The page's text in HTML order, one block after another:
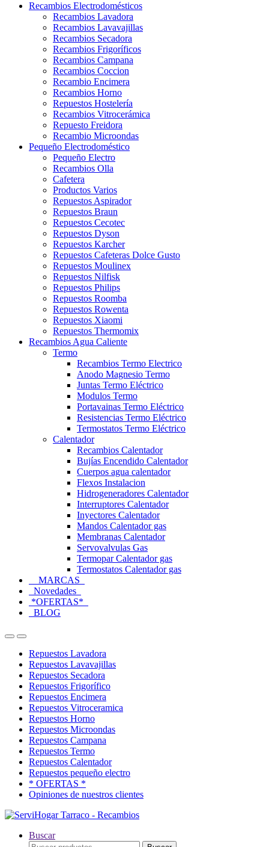
Recambios Electrodomésticos
Recambios Lavadora
Recambios Lavavajillas
Recambios Secadora
Recambios Frigoríficos
Recambios Campana
Recambios Coccion
Recambio Encimera
Recambios Horno
Repuestos Hostelería
Recambios Vitrocerámica
Repuesto Freidora
Recambio Microondas
Pequeño Electrodoméstico
Pequeño Electro
Recambios Olla
Cafetera
Productos Varios
Repuestos Aspirador
Repuestos Braun
Repuestos Cecotec
Repuestos Dyson
Repuestos Karcher
Repuestos Cafeteras Dolce Gusto
Repuestos Moulinex
Repuestos Nilfisk
Repuestos Philips
Repuestos Roomba
Repuestos Rowenta
Repuestos Xiaomi
Repuestos Thermomix
Recambios Agua Caliente
Termo
Recambios Termo Electrico
Anodo Magnesio Termo
Juntas Termo Eléctrico
Modulos Termo
Portavainas Termo Eléctrico
Resistencias Termo Eléctrico
Termostatos Termo Eléctrico
Calentador
Recambios Calentador
Bujías Encendido Calentador
Cuerpos agua calentador
Flexos Instalacion
Hidrogeneradores Calentador
Interruptores Calentador
Inyectores Calentador
Mandos Calentador gas
Membranas Calentador
Servovalvulas Gas
Termopar Calentador gas
Termostatos Calentador gas
MARCAS
Novedades
*OFERTAS*
BLOG
OpenClose
Repuestos Lavadora
Repuestos Lavavajillas
Repuestos Secadora
Repuestos Frigorífico
Repuestos Encimera
Repuestos Vitroceramica
Repuestos Horno
Repuestos Microondas
Repuestos Campana
Repuestos Termo
Repuestos Calentador
Repuestos pequeño electro
* OFERTAS *
Opiniones de nuestros clientes
Buscar